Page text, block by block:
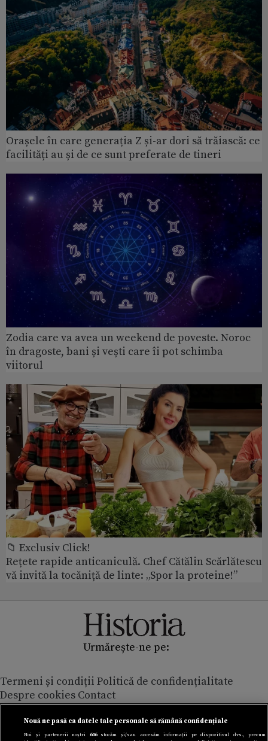
Orașele în care generația Z și-ar dori să trăiască: ce
facilități au și de ce sunt preferate de tineri
Zodia care va avea un weekend de poveste. Noroc
în dragoste, bani și vești care îi pot schimba
viitorul
📁 Exclusiv Click!
Rețete rapide anticaniculă. Chef Cătălin Scărlătescu
vă invită la tocăniță de linte: „Spor la proteine!”
Urmărește-ne pe:
Termeni și condiții Politică de confidențialitate
Despre cookies Contact
Modifică preferințe pentru confidențialitate
© Toate drepturile rezervate Adevarul Holding 2026
Nouă ne pasă ca datele tale personale să rămână confidențiale
Noi și partenerii noștri 606stocăm și/sau accesăm informații pe dispozitivul dvs., precum